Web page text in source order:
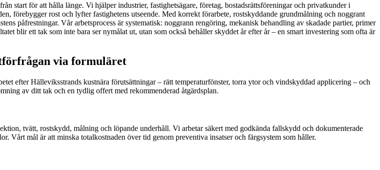
start för att hålla länge. Vi hjälper industrier, fastighetsägare, företag, bostadsrättsföreningar och privatkunder i
förebygger rost och lyfter fastighetens utseende. Med korrekt förarbete, rostskyddande grundmålning och noggrant
påfrestningar. Vår arbetsprocess är systematisk: noggrann rengöring, mekanisk behandling av skadade partier, primer
blir ett tak som inte bara ser nymålat ut, utan som också behåller skyddet år efter år – en smart investering som ofta är
via formuläret
efter Hälleviksstrands kustnära förutsättningar – rätt temperaturfönster, torra ytor och vindskyddad applicering – och
av ditt tak och en tydlig offert med rekommenderad åtgärdsplan.
tvätt, rostskydd, målning och löpande underhåll. Vi arbetar säkert med godkända fallskydd och dokumenterade
Vårt mål är att minska totalkostnaden över tid genom preventiva insatser och färgsystem som håller.